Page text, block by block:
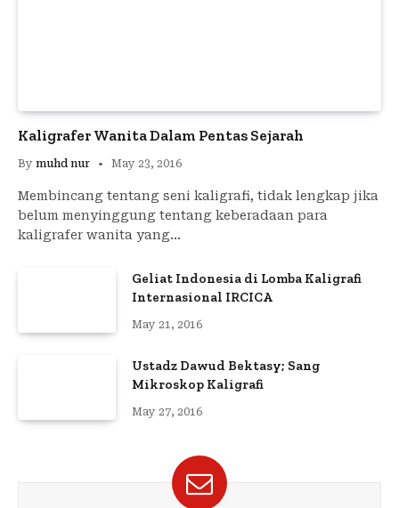
Kaligrafer Wanita Dalam Pentas Sejarah
By muhd nur May 23, 2016
Membincang tentang seni kaligrafi, tidak lengkap jika
belum menyinggung tentang keberadaan para
kaligrafer wanita yang…
Geliat Indonesia di Lomba Kaligrafi
Internasional IRCICA
May 21, 2016
Ustadz Dawud Bektasy; Sang
Mikroskop Kaligrafi
May 27, 2016